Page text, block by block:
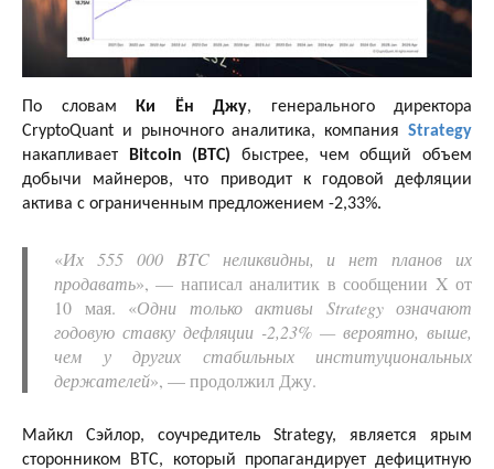
По словам Ки Ён Джу, генерального директора
CryptoQuant и рыночного аналитика, компания Strategy
накапливает
Bitcoin (BTC) быстрее, чем общий объем
добычи майнеров, что приводит к годовой дефляции
актива с ограниченным предложением -2,33%.
«Их 555 000 BTC неликвидны, и нет планов их
продавать», — написал аналитик в сообщении X от
10 мая. «Одни только активы Strategy означают
годовую ставку дефляции -2,23% — вероятно, выше,
чем у других стабильных институциональных
держателей», — продолжил Джу.
Майкл Сэйлор, соучредитель Strategy, является ярым
сторонником BTC, который пропагандирует дефицитную